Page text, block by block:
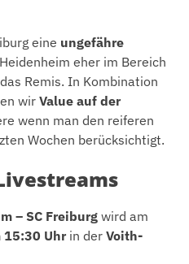
eine ungefähre
eher im Bereich
Remis. In Kombination
wir Value auf der
wenn man den reiferen
Wochen berücksichtigt.
– SC Freiburg wird am
15:30 Uhr in der Voith-